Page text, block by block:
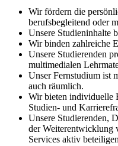
Wir fördern die
berufsbegleitend oder
Unsere Studieninhalte
Wir binden zahlreiche
Unsere Studierenden
multimedialen
Unser Fernstudium ist
auch räumlich.
Wir bieten individuelle
Studien- und
Unsere Studierenden,
der Weiterentwicklung
Services aktiv